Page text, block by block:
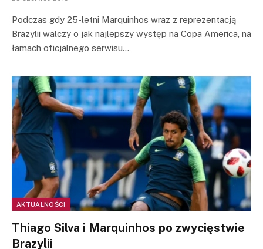
Podczas gdy 25-letni Marquinhos wraz z reprezentacją
Brazylii walczy o jak najlepszy występ na Copa America, na
łamach oficjalnego serwisu…
AKTUALNOŚCI
Thiago Silva i Marquinhos po zwycięstwie
Brazylii